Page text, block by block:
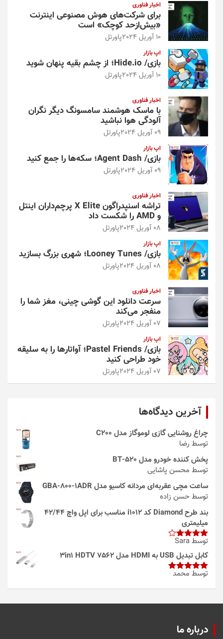
اخبار فناوری
برای شرکت‌های هوش مصنوعی اینترنت
«بیش‌از‌حد کوچک» است
10 آوریل 2024 پاورتل
اپ بازار
بازی/ Hide.io؛ از چشم بقیه پنهان شوید
10 آوریل 2024 پاورتل
اخبار فناوری
با ماسک هوشمند سامسونگ دیگر نگران
آلودگی هوا نباشید
09 آوریل 2024 پاورتل
اپ بازار
بازی/ Agent Dash؛ سکه‌ها را جمع کنید
09 آوریل 2024 پاورتل
اخبار فناوری
تراشه اسنپدراگون X Elite پرچم‌داران اینتل
و AMD را شکست داد
08 آوریل 2024 پاورتل
اپ بازار
بازی/ Looney Tunes؛ شهری بزرگ بسازید
08 آوریل 2024 پاورتل
اخبار فناوری
سرعت دانلود این گوشی چینی، مغز شما را
منفجر می‌کند
07 آوریل 2024 پاورتل
اپ بازار
بازی/ Pastel Friends؛ آواتارها را به سلیقه
خود طراحی کنید
07 آوریل 2024 پاورتل
آخرین دیدگاه‌ها
چراغ روشنایی گازی لوموگاز مدل C200
توسط رضا
پخش کننده خودرو مدل 520-BT
توسط محسن پاشایی
ساعت مچی عقربه‌ای مردانه کاسیو مدل GBA-800-1ADR
توسط حسن زاده
بند طرح Diamond کد i1012 مناسب برای اپل واچ 42/44
میلیمتری
امتیاز4
از 5
توسط Sara
کابل تبدیل USB به HDMI مدل 3in1 HDTV 7562
امتیاز5از
توسط محمد
درباره ما